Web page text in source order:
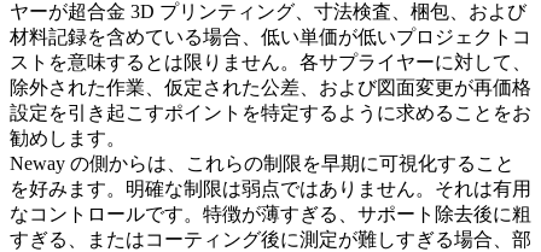
ヤーが超合金 3D プリンティング、寸法検査、梱包、および
材料記録を含めている場合、低い単価が低いプロジェクトコ
ストを意味するとは限りません。各サプライヤーに対して、
除外された作業、仮定された公差、および図面変更が再価格
設定を引き起こすポイントを特定するように求めることをお
勧めします。
Neway の側からは、これらの制限を早期に可視化すること
を好みます。明確な制限は弱点ではありません。それは有用
なコントロールです。特徴が薄すぎる、サポート除去後に粗
すぎる、またはコーティング後に測定が難しすぎる場合、部